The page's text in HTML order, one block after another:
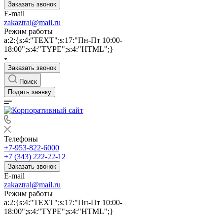
Заказать звонок
E-mail
zakaztral@mail.ru
Режим работы
a:2:{s:4:"TEXT";s:17:"Пн-Пт 10:00-
18:00";s:4:"TYPE";s:4:"HTML";}
Заказать звонок
Поиск
Подать заявку
Телефоны
+7-953-822-6000
+7 (343) 222-22-12
Заказать звонок
E-mail
zakaztral@mail.ru
Режим работы
a:2:{s:4:"TEXT";s:17:"Пн-Пт 10:00-
18:00";s:4:"TYPE";s:4:"HTML";}